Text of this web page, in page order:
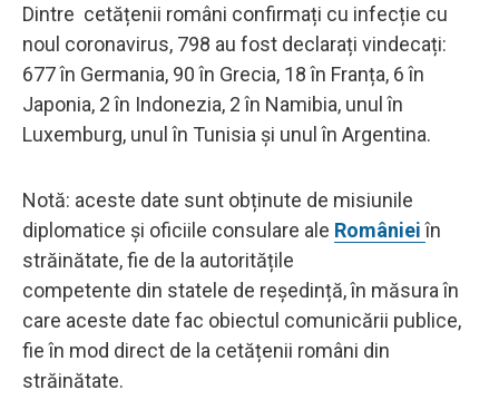
Dintre cetățenii români confirmați cu infecție cu
noul coronavirus, 798 au fost declarați vindecați:
677 în Germania, 90 în Grecia, 18 în Franța, 6 în
Japonia, 2 în Indonezia, 2 în Namibia, unul în
Luxemburg, unul în Tunisia și unul în Argentina.
Notă: aceste date sunt obținute de misiunile
diplomatice și oficiile consulare ale Românieiîn
străinătate, fie de la autoritățile
competente din statele de reședință, în măsura în
care aceste date fac obiectul comunicării publice,
fie în mod direct de la cetățenii români din
străinătate.